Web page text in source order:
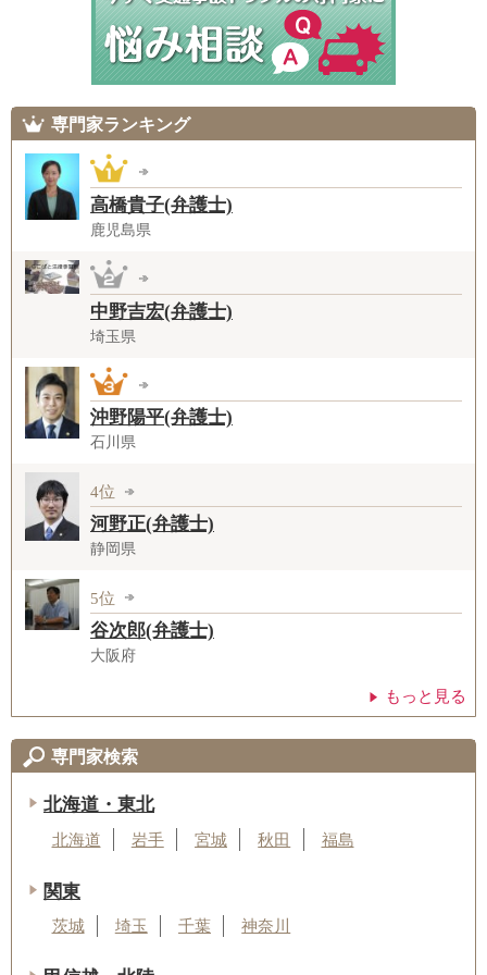
専門家ランキング
高橋貴子(弁護士)
鹿児島県
中野吉宏(弁護士)
埼玉県
沖野陽平(弁護士)
石川県
4位
河野正(弁護士)
静岡県
5位
谷次郎(弁護士)
大阪府
もっと見る
専門家検索
北海道・東北
北海道 岩手 宮城 秋田 福島
関東
茨城 埼玉 千葉 神奈川